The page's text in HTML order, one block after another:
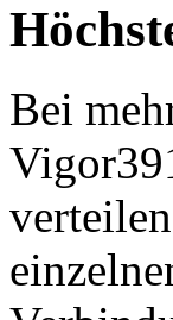
Bei